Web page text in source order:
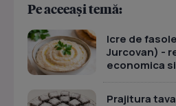
Pe aceeași temă:
Icre de
Jurcovan) -
economica
Prajitura